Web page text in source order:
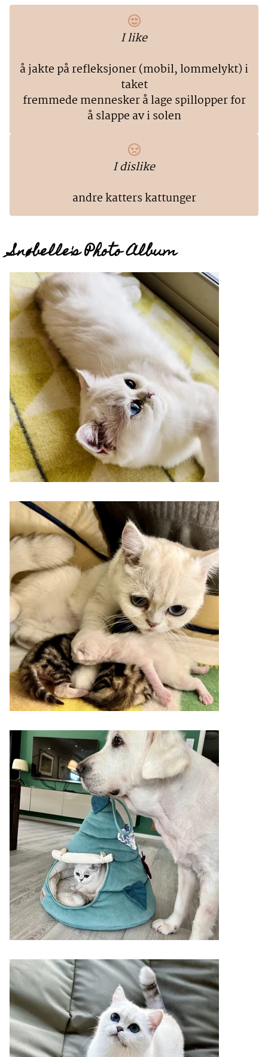
I like
å jakte på refleksjoner (mobil, lommelykt) i
taket
fremmede mennesker å lage spillopper for
å slappe av i solen
I dislike
andre katters kattunger
Snøbelle's Photo Album